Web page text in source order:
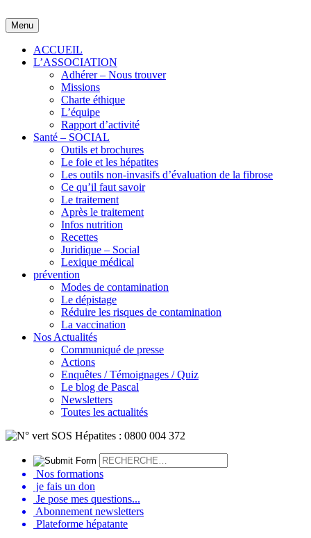
to
content
Menu
ACCUEIL
L’ASSOCIATION
Adhérer – Nous trouver
Missions
Charte éthique
L’équipe
Rapport d’activité
Santé – SOCIAL
Outils et brochures
Le foie et les hépatites
Les outils non-invasifs d’évaluation de la fibrose
Ce qu’il faut savoir
Le traitement
Après le traitement
Infos nutrition
Recettes
Juridique – Social
Lexique médical
prévention
Modes de contamination
Le dépistage
Réduire les risques de contamination
La vaccination
Nos Actualités
Communiqué de presse
Actions
Enquêtes / Témoignages / Quiz
Le blog de Pascal
Newsletters
Toutes les actualités
Nos formations
je fais un don
Je pose mes questions...
Abonnement newsletters
Plateforme hépatante